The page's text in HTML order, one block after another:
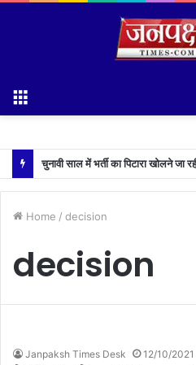
Home / decision
decision
Janpaksh Times Desk 12/10/2021